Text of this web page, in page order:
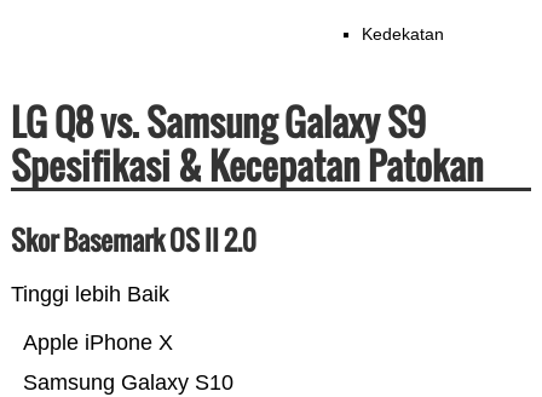
Kedekatan
LG Q8 vs. Samsung Galaxy S9
Spesifikasi & Kecepatan Patokan
Skor Basemark OS II 2.0
Tinggi lebih Baik
Samsung Galaxy S10
Apple iPhone X